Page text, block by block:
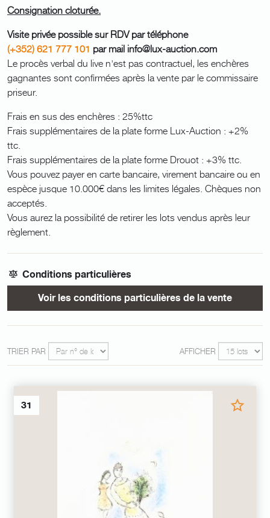
Consignation cloturée.
Visite privée possible sur RDV par téléphone
(+352) 621 777 101 par mail info@lux-auction.com
Le procès verbal du live n'est pas contractuel, les enchères
gagnantes sont confirmées après la vente par le commissaire
priseur.
Frais en sus des enchères : 25%ttc
Frais supplémentaires de la plate forme Lux-Auction : +2%
ttc.
Frais supplémentaires de la plate forme Drouot : +3% ttc.
Vous pouvez payer en carte bancaire, virement bancaire ou en
espèce jusque 10.000€ dans les limites légales. Chèques non
acceptés.
Vous aurez la possibilité de retirer les lots vendus après leur
règlement.
Conditions particulières
Voir les conditions particulières de la vente
TRIER PAR AFFICHER
31